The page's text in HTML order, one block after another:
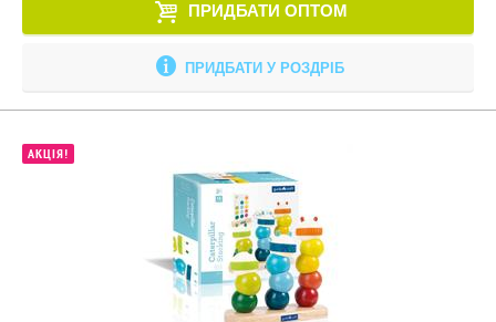
ПРИДБАТИ ОПТОМ
ПРИДБАТИ У РОЗДРІБ
АКЦІЯ!